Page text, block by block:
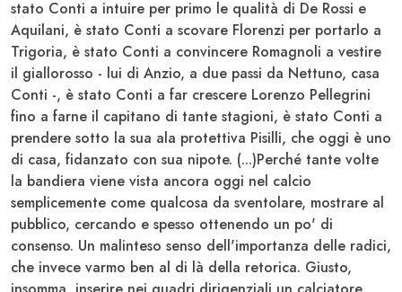
stato Conti a intuire per primo le qualità di De Rossi e
Aquilani, è stato Conti a scovare Florenzi per portarlo a
Trigoria, è stato Conti a convincere Romagnoli a vestire
il giallorosso - lui di Anzio, a due passi da Nettuno, casa
Conti -, è stato Conti a far crescere Lorenzo Pellegrini
fino a farne il capitano di tante stagioni, è stato Conti a
prendere sotto la sua ala protettiva Pisilli, che oggi è uno
di casa, fidanzato con sua nipote. (...)Perché tante volte
la bandiera viene vista ancora oggi nel calcio
semplicemente come qualcosa da sventolare, mostrare al
pubblico, cercando e spesso ottenendo un po' di
consenso. Un malinteso senso dell'importanza delle radici,
che invece varmo ben al di là della retorica. Giusto,